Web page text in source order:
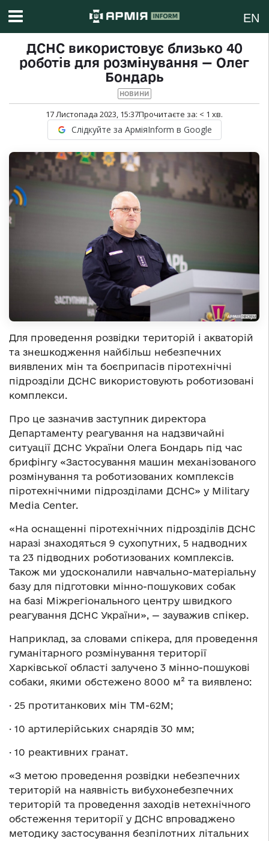
EN
ДСНС використовує близько 40
роботів для розмінування — Олег
Бондарь
НОВИНИ
17 Листопада 2023, 15:37Прочитаєте за: < 1 хв.
Слідкуйте за АрміяInform в Google
Для проведення розвідки територій і акваторій
та знешкодження найбільш небезпечних
виявлених мін та боєприпасів піротехнічні
підрозділи ДСНС використовують роботизовані
комплекси.
Про це зазначив заступник директора
Департаменту реагування на надзвичайні
ситуації ДСНС України Олега Бондарь під час
брифінгу «Застосування машин механізованого
розмінування та роботизованих комплексів
піротехнічними підрозділами ДСНС» у Military
Media Center.
«На оснащенні піротехнічних підрозділів ДСНС
наразі знаходяться 9 сухопутних, 5 надводних
та 23 підводних роботизованих комплексів.
Також ми удосконалили навчально-матеріальну
базу для підготовки мінно-пошукових собак
на базі Міжрегіонального центру швидкого
реагування ДСНС України», — зауважив спікер.
Наприклад, за словами спікера, для проведення
гуманітарного розмінування території
Харківської області залучено 3 мінно-пошукові
собаки, якими обстежено 8000 м² та виявлено:
· 25 протитанкових мін ТМ-62М;
· 10 артилерійських снарядів 30 мм;
· 10 реактивних гранат.
«З метою проведення розвідки небезпечних
територій на наявність вибухонебезпечних
територій та проведення заходів нетехнічного
обстеження території у ДСНС впроваджено
методику застосування безпілотних літальних